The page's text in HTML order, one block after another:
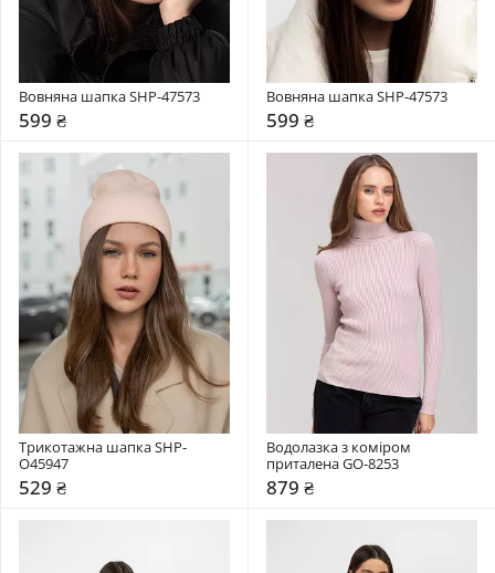
Вовняна шапка SHP-47573
599 ₴
Вовняна шапка SHP-47573
599 ₴
Трикотажна шапка SHP-
О45947
529 ₴
Водолазка з коміром
приталена GO-8253
879 ₴